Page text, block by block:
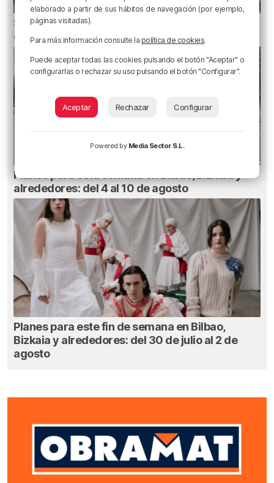
San Juan de Gaztelugatxe cerrará el día del
eclipse
Planes para esta semana en Bilbao, Bizkaia y
alrededores: del 4 al 10 de agosto
Planes para este fin de semana en Bilbao,
Bizkaia y alrededores: del 30 de julio al 2 de
agosto
elaborado a partir de sus hábitos de navegación (por ejemplo,
páginas visitadas).
Para más información consulte la política de cookies.
Puede aceptar todas las cookies pulsando el botón "Aceptar" o
configurarlas o rechazar su uso pulsando el botón "Configurar".
Aceptar Rechazar Configurar
Powered by Media Sector S.L.